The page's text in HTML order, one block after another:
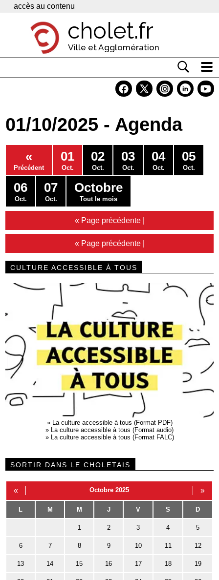
Panneau de gestion des cookies
accès au contenu
cholet.fr
Ville et Agglomération
Economie
Services
Contacts
01/10/2025 - Agenda
«
Précédent
01
Oct.
02
Oct.
03
Oct.
04
Oct.
05
Oct.
06
Oct.
07
Oct.
Octobre
Tout le mois
« Page précédente|
« Page précédente|
CULTURE ACCESSIBLE À TOUS
» La culture accessible à tous (Format PDF)
» La culture accessible à tous (Format audio)
» La culture accessible à tous (Format FALC)
SORTIR DANS LE CHOLETAIS
« Octobre 2025 »
L M M J V S D
1 2 3 4 5
6 7 8 9 10 11 12
13 14 15 16 17 18 19